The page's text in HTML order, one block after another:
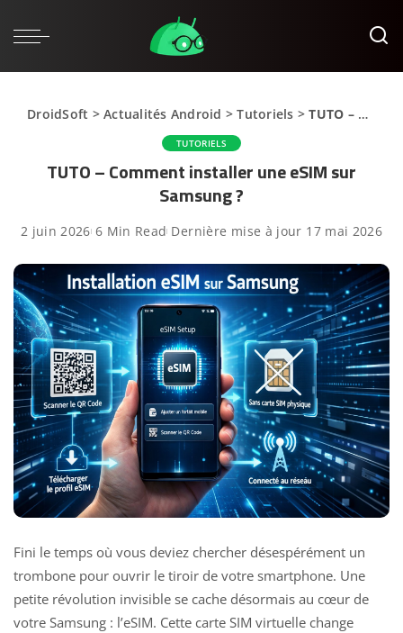
DroidSoft >Actualités Android >Tutoriels >TUTO – Comment installer une eSIM sur Samsung ?
TUTORIELS
TUTO – Comment installer une eSIM sur
Samsung ?
2 juin 2026 6 Min Read Dernière mise à jour 17 mai 2026
Fini le temps où vous deviez chercher désespérément un
trombone pour ouvrir le tiroir de votre smartphone. Une
petite révolution invisible se cache désormais au cœur de
votre Samsung : l’eSIM. Cette carte SIM virtuelle change